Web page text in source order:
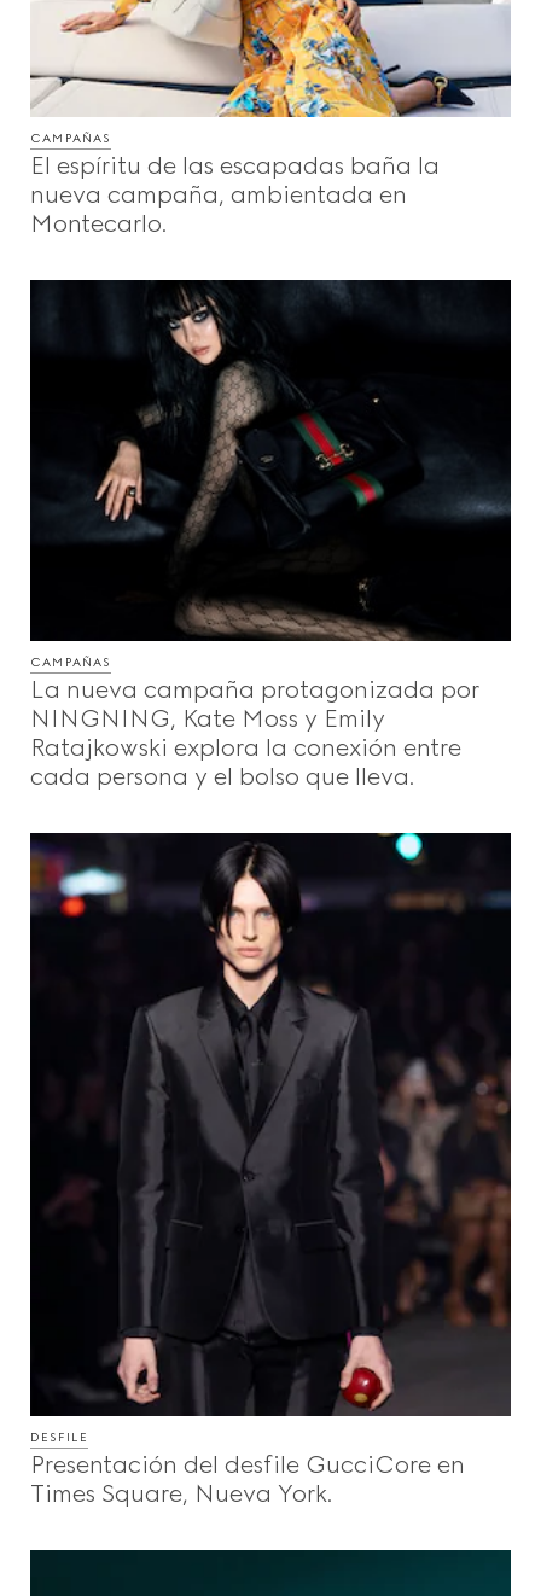
CERRAR
CAMPAÑAS
El espíritu de las escapadas baña la
nueva campaña, ambientada en
Montecarlo.
CAMPAÑAS
La nueva campaña protagonizada por
NINGNING, Kate Moss y Emily
Ratajkowski explora la conexión entre
cada persona y el bolso que lleva.
DESFILE
Presentación del desfile GucciCore en
Times Square, Nueva York.